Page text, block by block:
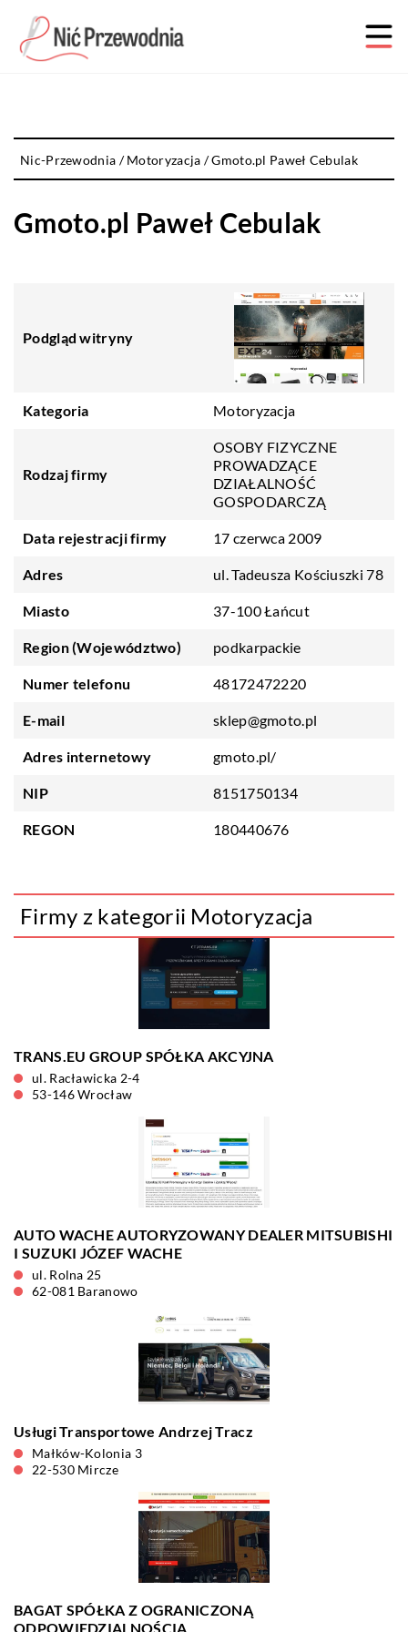
Nic-Przewodnia /Motoryzacja /Gmoto.pl Paweł Cebulak
Gmoto.pl Paweł Cebulak
Podgląd witryny
Kategoria Motoryzacja
Rodzaj firmy
OSOBY FIZYCZNE
PROWADZĄCE
DZIAŁALNOŚĆ
GOSPODARCZĄ
Data rejestracji firmy 17 czerwca 2009
Adres ul. Tadeusza Kościuszki 78
Miasto 37-100 Łańcut
Region (Województwo) podkarpackie
Numer telefonu 48172472220
E-mail sklep@gmoto.pl
Adres internetowy gmoto.pl/
NIP 8151750134
REGON 180440676
Firmy z kategorii Motoryzacja
TRANS.EU GROUP SPÓŁKA AKCYJNA
ul. Racławicka 2-4
53-146 Wrocław
AUTO WACHE AUTORYZOWANY DEALER MITSUBISHI
I SUZUKI JÓZEF WACHE
ul. Rolna 25
62-081 Baranowo
Usługi Transportowe Andrzej Tracz
Małków-Kolonia 3
22-530 Mircze
BAGAT SPÓŁKA Z OGRANICZONĄ
ODPOWIEDZIALNOŚCIĄ